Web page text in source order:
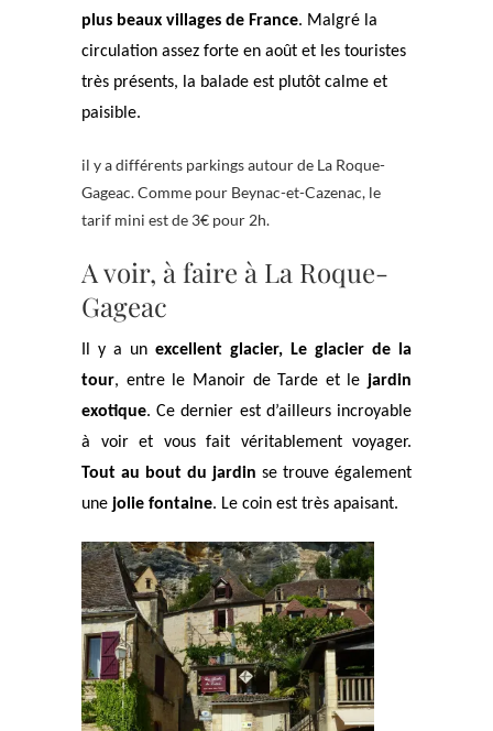
plus beaux villages de France. Malgré la
circulation assez forte en août et les touristes
très présents, la balade est plutôt calme et
paisible.
il y a différents parkings autour de La Roque-
Gageac. Comme pour Beynac-et-Cazenac, le
tarif mini est de 3€ pour 2h.
A voir, à faire à La Roque-
Gageac
Il y a un excellent glacier, Le glacier de la
tour, entre le Manoir de Tarde et le jardin
exotique. Ce dernier est d’ailleurs incroyable
à voir et vous fait véritablement voyager.
Tout au bout du jardin se trouve également
une jolie fontaine. Le coin est très apaisant.